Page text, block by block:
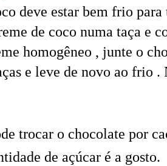
deve estar bem frio
de coco numa taça e
homogêneo , junte o
e leve de novo ao frio
trocar o chocolate por
de açúcar é a gosto.